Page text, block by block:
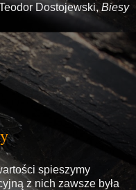
Dostojewski,Biesy
spieszymy
z nich zawsze była